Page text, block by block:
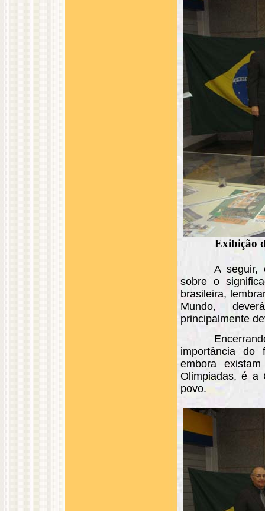
Exibição
A seguir,
sobre o
brasileira,
Mundo,
principalmente
importância do
embora
Olimpiadas, é a
povo.